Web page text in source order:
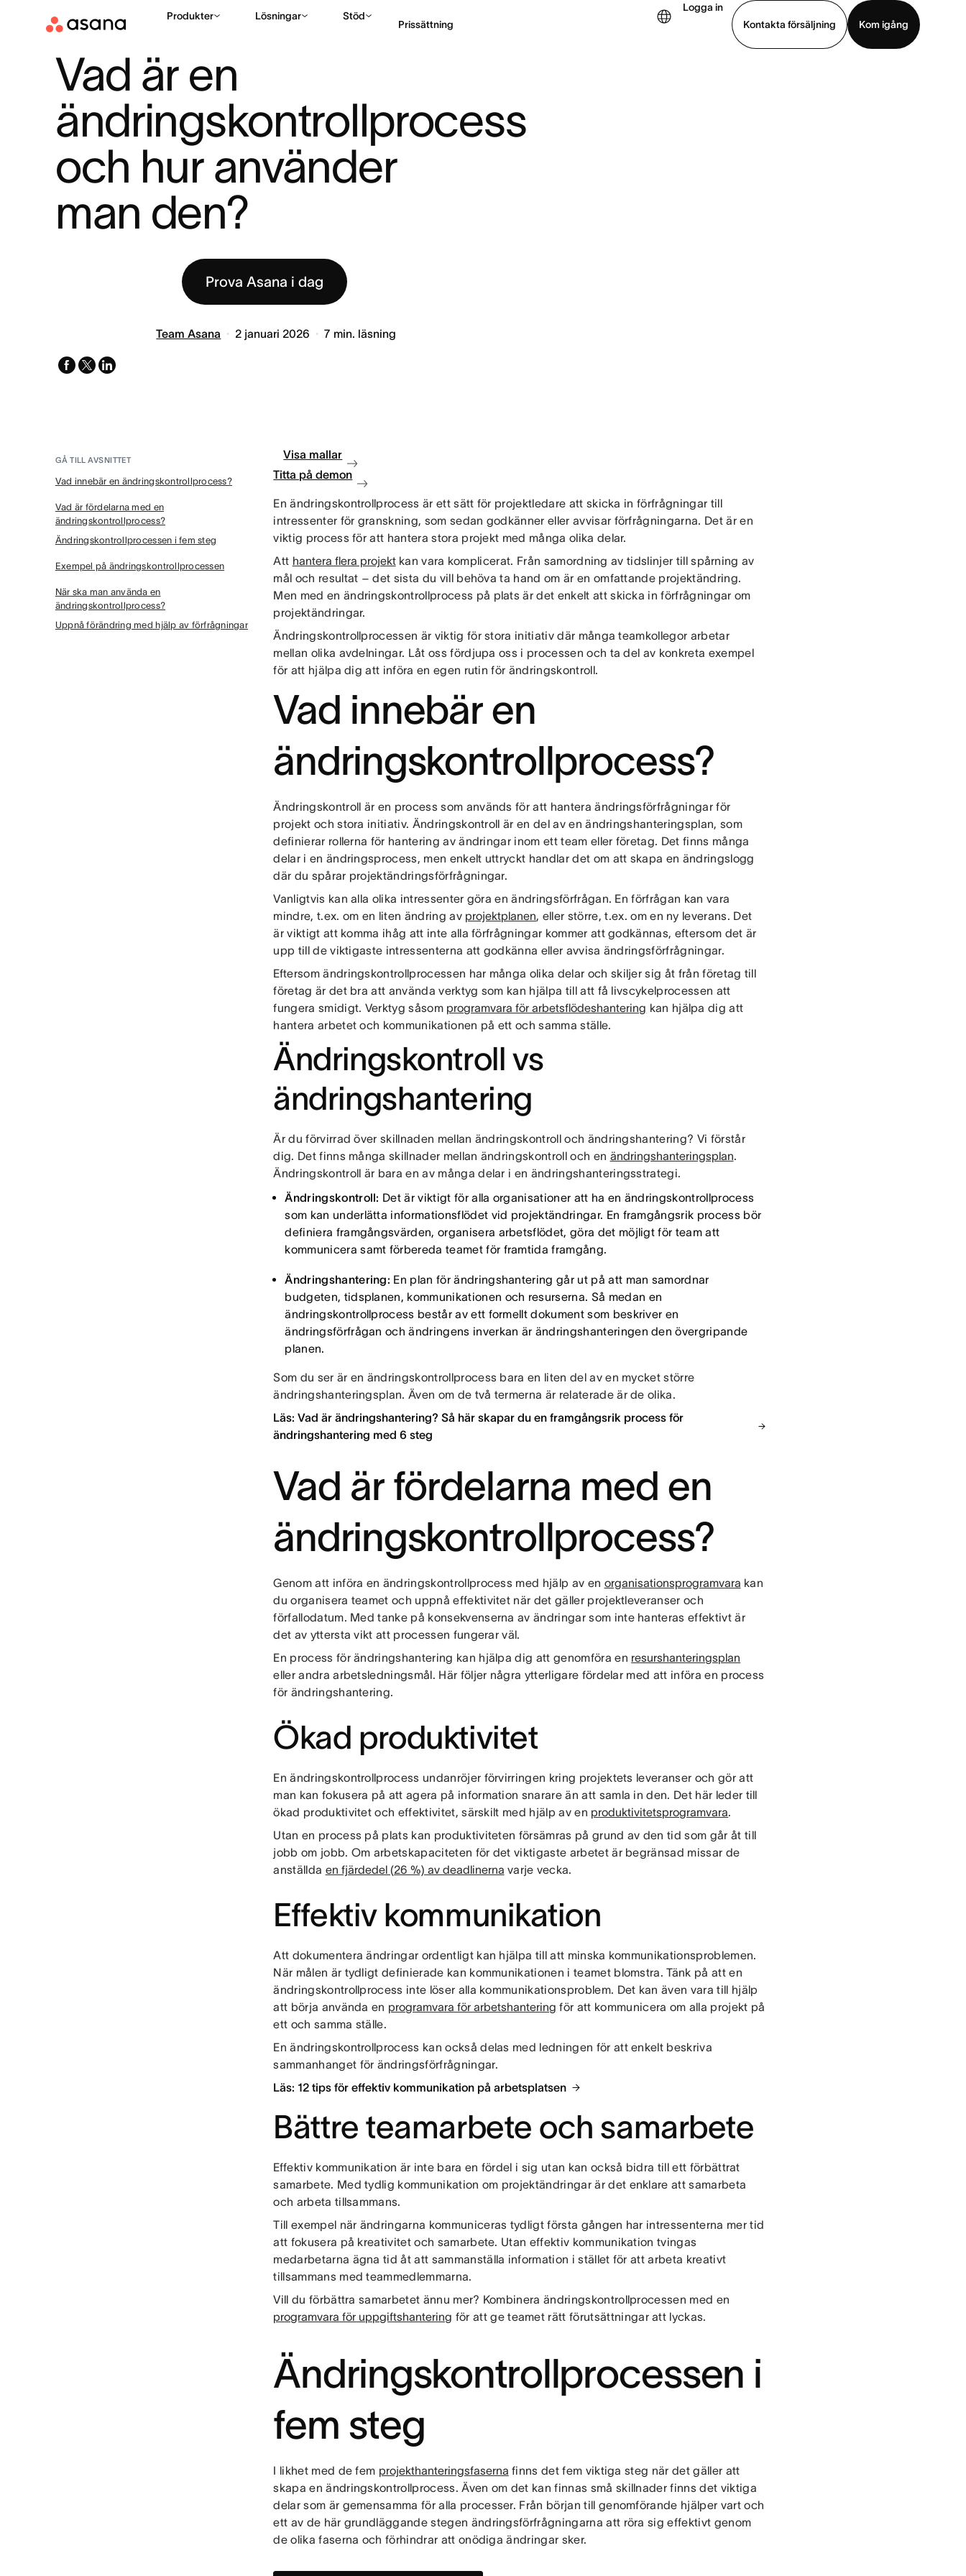
Produkter Lösningar Stöd
Prissättning
Logga in
Kontakta försäljning
Kom igång
Vad är en
ändringskontrollprocess
och hur använder
man den?
Prova Asana i dag
Team Asana 2 januari 2026 7 min. läsning
facebook
x-
linkedin
GÅ TILL AVSNITTET
Vad innebär en ändringskontrollprocess?
Vad är fördelarna med en
ändringskontrollprocess?
Ändringskontrollprocessen i fem steg
Exempel på ändringskontrollprocessen
När ska man använda en
ändringskontrollprocess?
Uppnå förändring med hjälp av förfrågningar
Visa mallar
Titta på demon
En ändringskontrollprocess är ett sätt för projektledare att skicka in förfrågningar till
intressenter för granskning, som sedan godkänner eller avvisar förfrågningarna. Det är en
viktig process för att hantera stora projekt med många olika delar.
Att hantera flera projektkan vara komplicerat. Från samordning av tidslinjer till spårning av
mål och resultat – det sista du vill behöva ta hand om är en omfattande projektändring.
Men med en ändringskontrollprocess på plats är det enkelt att skicka in förfrågningar om
projektändringar.
Ändringskontrollprocessen är viktig för stora initiativ där många teamkollegor arbetar
mellan olika avdelningar. Låt oss fördjupa oss i processen och ta del av konkreta exempel
för att hjälpa dig att införa en egen rutin för ändringskontroll.
Vad innebär en
ändringskontrollprocess?
Ändringskontroll är en process som används för att hantera ändringsförfrågningar för
projekt och stora initiativ. Ändringskontroll är en del av en ändringshanteringsplan, som
definierar rollerna för hantering av ändringar inom ett team eller företag. Det finns många
delar i en ändringsprocess, men enkelt uttryckt handlar det om att skapa en ändringslogg
där du spårar projektändringsförfrågningar.
Vanligtvis kan alla olika intressenter göra en ändringsförfrågan. En förfrågan kan vara
mindre, t.ex. om en liten ändring av projektplanen, eller större, t.ex. om en ny leverans. Det
är viktigt att komma ihåg att inte alla förfrågningar kommer att godkännas, eftersom det är
upp till de viktigaste intressenterna att godkänna eller avvisa ändringsförfrågningar.
Eftersom ändringskontrollprocessen har många olika delar och skiljer sig åt från företag till
företag är det bra att använda verktyg som kan hjälpa till att få livscykelprocessen att
fungera smidigt. Verktyg såsom programvara för arbetsflödeshantering kan hjälpa dig att
hantera arbetet och kommunikationen på ett och samma ställe.
Ändringskontroll vs
ändringshantering
Är du förvirrad över skillnaden mellan ändringskontroll och ändringshantering? Vi förstår
dig. Det finns många skillnader mellan ändringskontroll och en ändringshanteringsplan.
Ändringskontroll är bara en av många delar i en ändringshanteringsstrategi.
Ändringskontroll: Det är viktigt för alla organisationer att ha en ändringskontrollprocess
som kan underlätta informationsflödet vid projektändringar. En framgångsrik process bör
definiera framgångsvärden, organisera arbetsflödet, göra det möjligt för team att
kommunicera samt förbereda teamet för framtida framgång.
Ändringshantering: En plan för ändringshantering går ut på att man samordnar
budgeten, tidsplanen, kommunikationen och resurserna. Så medan en
ändringskontrollprocess består av ett formellt dokument som beskriver en
ändringsförfrågan och ändringens inverkan är ändringshanteringen den övergripande
planen.
Som du ser är en ändringskontrollprocess bara en liten del av en mycket större
ändringshanteringsplan. Även om de två termerna är relaterade är de olika.
Läs: Vad är ändringshantering? Så här skapar du en framgångsrik process för
ändringshantering med 6 steg
Vad är fördelarna med en
ändringskontrollprocess?
Genom att införa en ändringskontrollprocess med hjälp av en organisationsprogramvara kan
du organisera teamet och uppnå effektivitet när det gäller projektleveranser och
förfallodatum. Med tanke på konsekvenserna av ändringar som inte hanteras effektivt är
det av yttersta vikt att processen fungerar väl.
En process för ändringshantering kan hjälpa dig att genomföra en resurshanteringsplan
eller andra arbetsledningsmål. Här följer några ytterligare fördelar med att införa en process
för ändringshantering.
Ökad produktivitet
En ändringskontrollprocess undanröjer förvirringen kring projektets leveranser och gör att
man kan fokusera på att agera på information snarare än att samla in den. Det här leder till
ökad produktivitet och effektivitet, särskilt med hjälp av en produktivitetsprogramvara.
Utan en process på plats kan produktiviteten försämras på grund av den tid som går åt till
jobb om jobb. Om arbetskapaciteten för det viktigaste arbetet är begränsad missar de
anställda en fjärdedel (26 %) av deadlinerna varje vecka.
Effektiv kommunikation
Att dokumentera ändringar ordentligt kan hjälpa till att minska kommunikationsproblemen.
När målen är tydligt definierade kan kommunikationen i teamet blomstra. Tänk på att en
ändringskontrollprocess inte löser alla kommunikationsproblem. Det kan även vara till hjälp
att börja använda en programvara för arbetshantering för att kommunicera om alla projekt på
ett och samma ställe.
En ändringskontrollprocess kan också delas med ledningen för att enkelt beskriva
sammanhanget för ändringsförfrågningar.
Läs: 12 tips för effektiv kommunikation på arbetsplatsen
Bättre teamarbete och samarbete
Effektiv kommunikation är inte bara en fördel i sig utan kan också bidra till ett förbättrat
samarbete. Med tydlig kommunikation om projektändringar är det enklare att samarbeta
och arbeta tillsammans.
Till exempel när ändringarna kommuniceras tydligt första gången har intressenterna mer tid
att fokusera på kreativitet och samarbete. Utan effektiv kommunikation tvingas
medarbetarna ägna tid åt att sammanställa information i stället för att arbeta kreativt
tillsammans med teammedlemmarna.
Vill du förbättra samarbetet ännu mer? Kombinera ändringskontrollprocessen med en
programvara för uppgiftshantering för att ge teamet rätt förutsättningar att lyckas.
Ändringskontrollprocessen i
fem steg
I likhet med de fem projekthanteringsfaserna finns det fem viktiga steg när det gäller att
skapa en ändringskontrollprocess. Även om det kan finnas små skillnader finns det viktiga
delar som är gemensamma för alla processer. Från början till genomförande hjälper vart och
ett av de här grundläggande stegen ändringsförfrågningarna att röra sig effektivt genom
de olika faserna och förhindrar att onödiga ändringar sker.